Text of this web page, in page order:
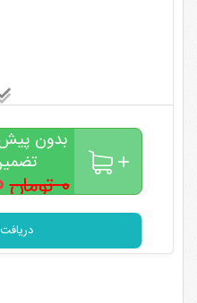
بدون پیش
۰ تومان